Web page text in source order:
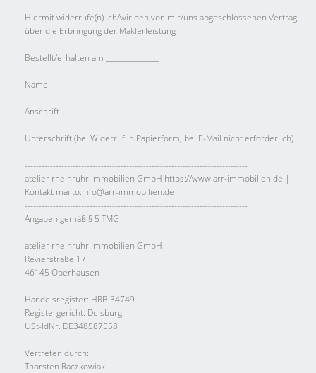
Hiermit widerrufe(n) ich/wir den von mir/uns abgeschlossenen Vertrag
über die Erbringung der Maklerleistung
Bestellt/erhalten am _______________
Name
Anschrift
Unterschrift (bei Widerruf in Papierform, bei E-Mail nicht erforderlich)
-------------------------------------------------------------------------------
atelier rheinruhr Immobilien GmbH https://www.arr-immobilien.de |
Kontakt mailto:info@arr-immobilien.de
-------------------------------------------------------------------------------
Angaben gemäß § 5 TMG
atelier rheinruhr Immobilien GmbH
Revierstraße 17
46145 Oberhausen
Handelsregister: HRB 34749
Registergericht: Duisburg
USt-IdNr. DE348587558
Vertreten durch:
Thorsten Raczkowiak